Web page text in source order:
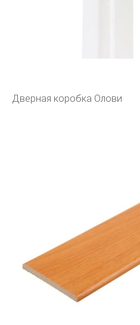
Дверная коробка Олови